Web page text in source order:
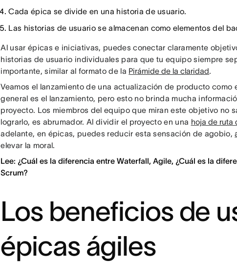
Cada épica se divide en una historia de usuario.
Las historias de usuario se almacenan como elementos del
Al usar épicas e iniciativas, puedes conectar claramente
historias de usuario individuales para que tu equipo siempre
importante, similar al formato de la Pirámide de la claridad.
Veamos el lanzamiento de una actualización de producto como
general es el lanzamiento, pero esto no brinda mucha
proyecto. Los miembros del equipo que miran este objetivo no
lograrlo, es abrumador. Al dividir el proyecto en una hoja de ruta
adelante, en épicas, puedes reducir esta sensación de agobio,
elevar la moral.
Lee: ¿Cuál es la diferencia entre Waterfall, Agile, ¿Cuál es la
Scrum?
Los beneficios de
épicas ágiles